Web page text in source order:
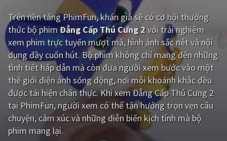
Giật gân Gia đình
Lịch sử
Viễn Tây Tiểu sử
GameShow DramaTV
QUỐC GIA
Âu - Mỹ Trung Quốc - Hồng Kông
Trên nền tảngPhimFun, khán giả sẽ có cơ hội thưởng
thức bộ phimĐẳng Cấp Thú Cưng 2với trải nghiệm
xem phim trực tuyến mượt mà, hình ảnh sắc nét và nội
dung đầy cuốn hút. Bộ phim không chỉ mang đến những
tình tiết hấp dẫn mà còn đưa người xem bước vào một
thế giới điện ảnh sống động, nơi mỗi khoảnh khắc đều
được tái hiện chân thực. Khi xem Đẳng Cấp Thú Cưng 2
tại PhimFun, người xem có thể tận hưởng trọn vẹn câu
chuyện, cảm xúc và những diễn biến kịch tính mà bộ
phim mang lại.